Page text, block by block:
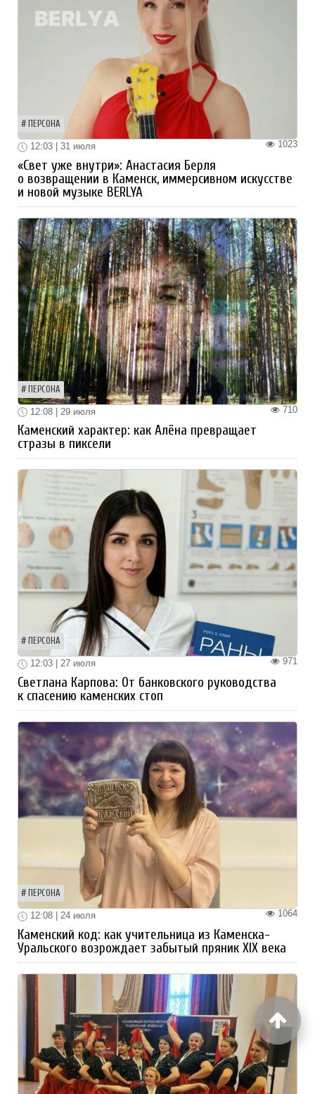
ПЕРСОНА
1023
12:03 | 31 июля
«Свет уже внутри»: Анастасия Берля
о возвращении в Каменск, иммерсивном искусстве
и новой музыке BERLYA
ПЕРСОНА
710
12:08 | 29 июля
Каменский характер: как Алёна превращает
стразы в пиксели
ПЕРСОНА
971
12:03 | 27 июля
Светлана Карпова: От банковского руководства
к спасению каменских стоп
ПЕРСОНА
1064
12:08 | 24 июля
Каменский код: как учительница из Каменска-
Уральского возрождает забытый пряник XIX века